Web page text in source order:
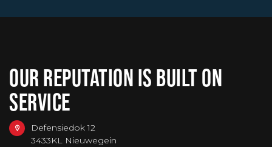
OUR REPUTATION IS BUILT ON
SERVICE
Defensiedok 12
3433KL Nieuwegein